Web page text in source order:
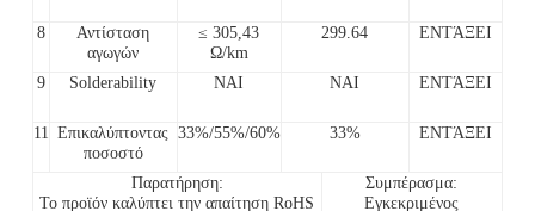
8
Αντίσταση
αγωγών
≤ 305,43
Ω/km
299.64 ΕΝΤΆΞΕΙ
9 Solderability ΝΑΙ ΝΑΙ ΕΝΤΆΞΕΙ
11 Επικαλύπτοντας
ποσοστό
33%/55%/60% 33% ΕΝΤΆΞΕΙ
Παρατήρηση:
Το προϊόν καλύπτει την απαίτηση RoHS
Συμπέρασμα:
Εγκεκριμένος